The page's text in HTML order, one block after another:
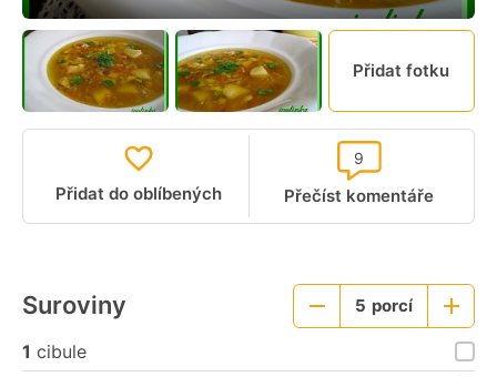
Přidat fotku
Přidat do oblíbených Přečíst komentáře
9
Suroviny
Menší5 porcí
Větší
porce
1 cibule